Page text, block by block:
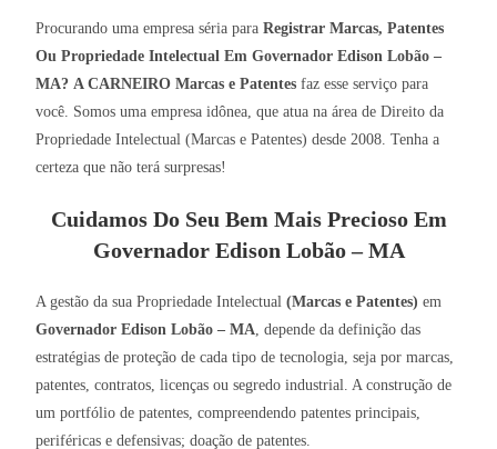
Procurando uma empresa séria paraRegistrar Marcas, Patentes
Ou Propriedade Intelectual Em Governador Edison Lobão –
MA? A CARNEIRO Marcas e Patentes faz esse serviço para
você. Somos uma empresa idônea, que atua na área de Direito da
Propriedade Intelectual (Marcas e Patentes) desde 2008. Tenha a
certeza que não terá surpresas!
Cuidamos Do Seu Bem Mais Precioso Em
Governador Edison Lobão – MA
A gestão da sua Propriedade Intelectual(Marcas e Patentes) em
Governador Edison Lobão – MA , depende da definição das
estratégias de proteção de cada tipo de tecnologia, seja por marcas,
patentes, contratos, licenças ou segredo industrial. A construção de
um portfólio de patentes, compreendendo patentes principais,
periféricas e defensivas; doação de patentes.